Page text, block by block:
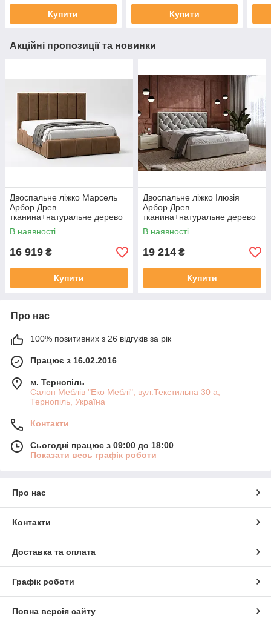
Купити Купити
Акційні пропозиції та новинки
Двоспальне ліжко Марсель
Арбор Древ
тканина+натуральне дерево
В наявності
16 919 ₴
Купити
Двоспальне ліжко Ілюзія
Арбор Древ
тканина+натуральне дерево
В наявності
19 214 ₴
Купити
Про нас
100% позитивних з 26 відгуків за рік
Працює з 16.02.2016
м. Тернопіль
Салон Меблів "Еко Меблі", вул.Текстильна 30 а,
Тернопіль, Україна
Контакти
Сьогодні працює з 09:00 до 18:00
Показати весь графік роботи
Про нас
Контакти
Доставка та оплата
Графік роботи
Повна версія сайту